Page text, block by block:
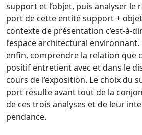
support et l’objet, puis analyser le
port de cette entité support +
contexte de présentation c’est-à-
l’espace architectural environnant.
enfin, comprendre la relation que
positif entretient avec et dans le
cours de l’exposition. Le choix du
port résulte avant tout de la
de ces trois analyses et de leur
pendance.